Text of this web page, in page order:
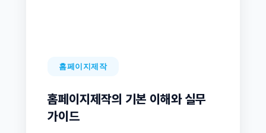
홈페이지제작
홈페이지제작의 기본 이해와 실무
가이드